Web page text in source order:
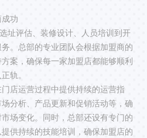
功
址评估、装修设计、人员培训到开
。总部的专业团队会根据加盟商的
案，确保每一家加盟店都能够顺利
轨。
店运营过程中提供持续的运营指
分析、产品更新和促销活动等，确
场变化。同时，总部还设有专门的
供持续的技能培训，确保加盟店的